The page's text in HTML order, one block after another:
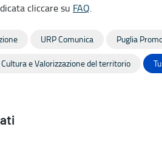
cliccare su FAQ.
URP Comunica Puglia
e Valorizzazione del territorio